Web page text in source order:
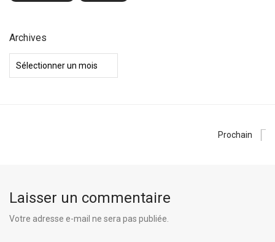
Archives
Archives
Prochain
Laisser un commentaire
Votre adresse e-mail ne sera pas publiée.